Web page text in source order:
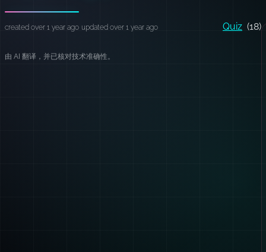
created over 1 year ago updated over 1 year ago Quiz (18)
由 AI 翻译，并已核对技术准确性。